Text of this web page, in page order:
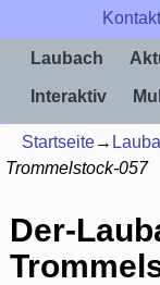
Kontakt
Laubach
Interaktiv
Startseite→
Trommelstock-057
Der-